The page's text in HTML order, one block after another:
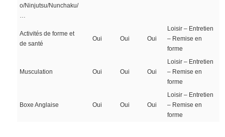
o/Ninjutsu/Nunchaku/
…
Activités de forme et
de santé
Oui Oui Oui
Loisir – Entretien
– Remise en
forme
Musculation Oui Oui Oui
Loisir – Entretien
– Remise en
forme
Boxe Anglaise Oui Oui Oui
Loisir – Entretien
– Remise en
forme